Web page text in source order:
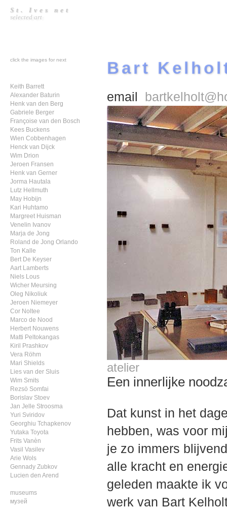
St. Ives net
selected art
click the images for next
Keith Barrett
Alexander Baturin
Henk van den Berg
Gabriele Berger
Françoise van den Bosch
Kees Buckens
Wien Cobbenhagen
Henck van Dijck
Wim Drion
Jeroen Fransen
Henk van Gerner
Jorma Hautala
Lutz Hellmuth
May Hobijn
Kari Huhtamo
Margreet Huisman
Venelin Ivanov
Marja de Jong
Roland de Jong Orlando
Ton Kalle
Bert De Keyser
Aart Lamberts
Niels Lous
Wicher Meursing
Oleg Nikoliuk
Jeroen Niemeyer
Cor Noltee
Marco de Nood
Herbert Nouwens
Matti Peltokangas
Kiril Prashkov
Vera Röhm
Mari Shields
Lies van der Sluis
Wim Smits
Rezsö Somfai
Borislav Stoev
Jan Jelle Stroosma
Yuri Sviridov
Georghiu Tchapkenov
Yutaka Toyota
Frits Vanèn
Vasil Vasilev
Arie Wols
Gennady Zubkov
Lucien den Arend
museums
музей
Bart
email
atelier
Een innerlijke
Dat kunst in het
hebben, was voor
je zo immers
alle kracht en
geleden maakte ik
werk van Bart